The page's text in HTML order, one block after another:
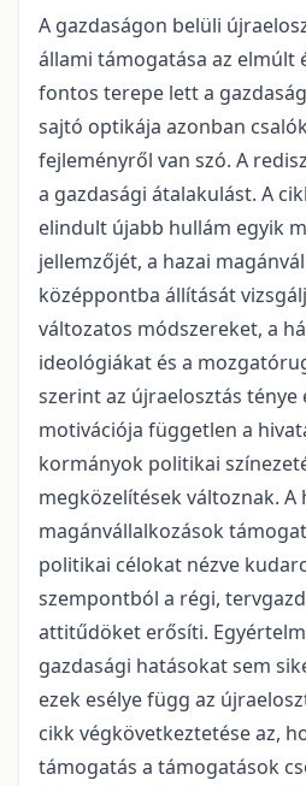
A gazdaságon belüli
állami támogatása az elmúlt
fontos terepe lett a
sajtó optikája azonban
fejleményről van szó. A
a gazdasági átalakulást. A
elindult újabb hullám egyik
jellemzőjét, a hazai
középpontba állítását
változatos módszereket, a
ideológiákat és a
szerint az újraelosztás ténye
motivációja független a
kormányok politikai
megközelítések változnak. A
magánvállalkozások
politikai célokat nézve
szempontból a régi,
attitűdöket erősíti.
gazdasági hatásokat sem
ezek esélye függ az
cikk végkövetkeztetése az,
támogatás a támogatások